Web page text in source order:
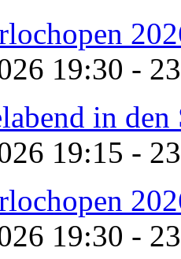
19:30 -
in
19:15 -
19:30 -